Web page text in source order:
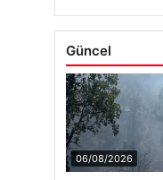
Güncel
06/08/2026